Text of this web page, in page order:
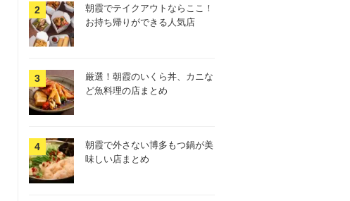
朝霞でテイクアウトならここ！
お持ち帰りができる人気店
厳選！朝霞のいくら丼、カニな
ど魚料理の店まとめ
朝霞で外さない博多もつ鍋が美
味しい店まとめ